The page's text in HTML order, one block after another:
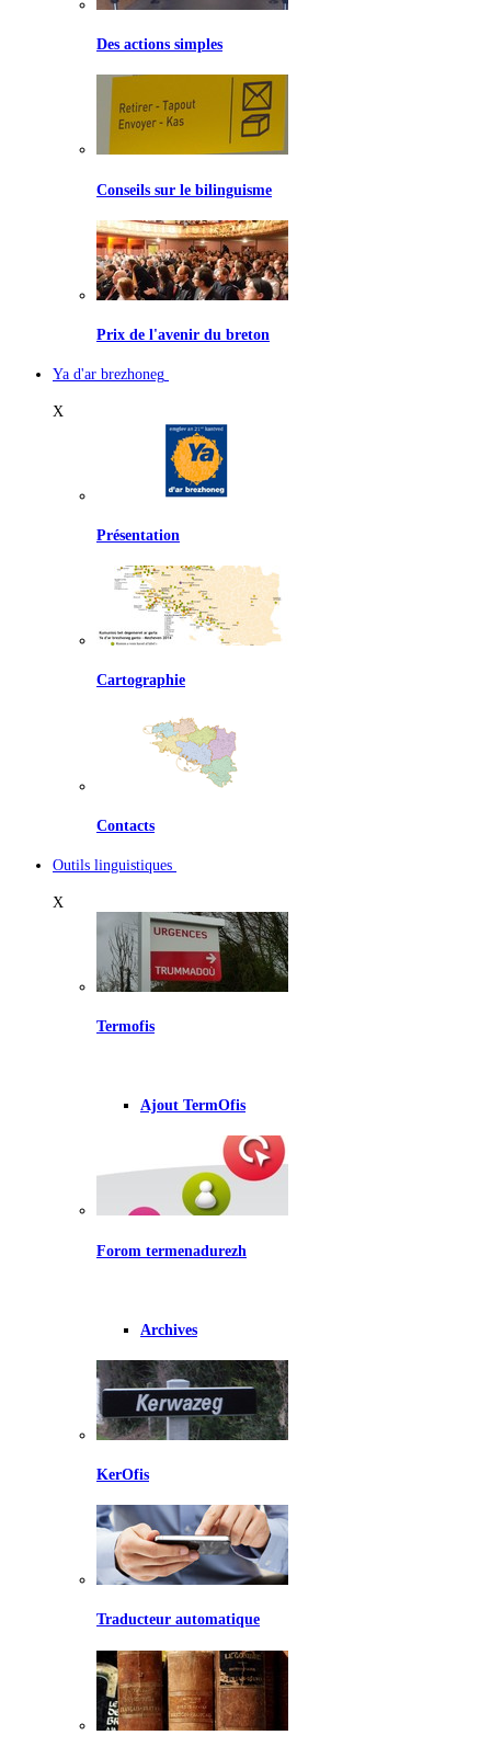
Des actions simples
Conseils sur le bilinguisme
Prix de l'avenir du breton
Ya d'ar brezhoneg
X
Présentation
Cartographie
Contacts
Outils linguistiques
X
Termofis
Ajout TermOfis
Forom termenadurezh
Archives
KerOfis
Traducteur automatique